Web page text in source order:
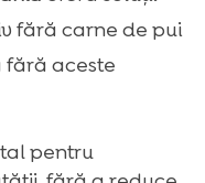
fără carne de pui
fără aceste
pentru